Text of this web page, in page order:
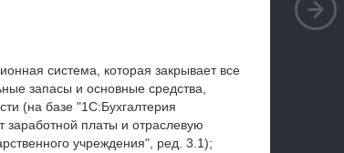
система, которая закрывает все
запасы и основные средства,
(на базе "1С:Бухгалтерия
заработной платы и отраслевую
учреждения", ред. 3.1);